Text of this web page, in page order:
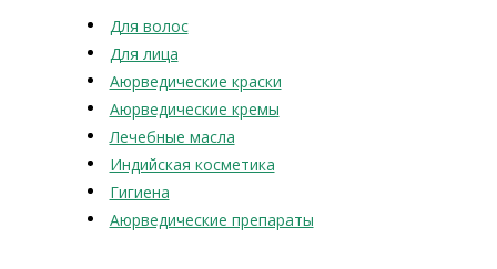
Для волос
Для лица
Аюрведические краски
Аюрведические кремы
Лечебные масла
Индийская косметика
Гигиена
Аюрведические препараты